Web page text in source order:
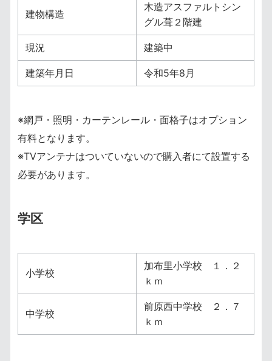
建物構造
木造アスファルトシン
グル葺２階建
現況 建築中
建築年月日 令和5年8月
※網戸・照明・カーテンレール・面格子はオプション
有料となります。
※TVアンテナはついていないので購入者にて設置する
必要があります。
学区
小学校
加布里小学校 １．２
ｋｍ
中学校
前原西中学校 ２．７
ｋｍ